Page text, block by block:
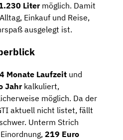
Litermöglich. Damit
Einkauf und Reise,
ausgelegt ist.
Monate Laufzeit und
Jahrkalkuliert,
möglich. Da der
aktuell nicht listet, fällt
Unterm Strich
219 Euro